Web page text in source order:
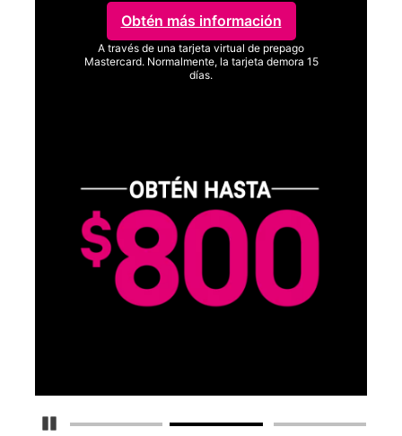
Detener carrusel
Obtén más información
A través de una tarjeta virtual de prepago
Mastercard. Normalmente, la tarjeta demora 15
días.